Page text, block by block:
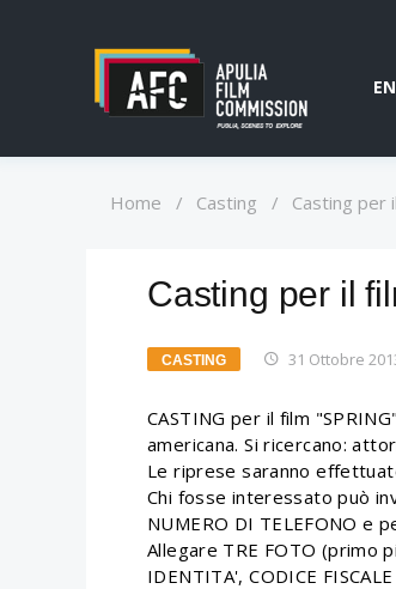
Home / Casting / Casting per
Casting per il
CASTING 31 Ottobre
CASTING per il film
americana. Si ricercano:
Le riprese saranno
Chi fosse interessato può
NUMERO DI TELEFONO e
Allegare TRE FOTO (primo
IDENTITA', CODICE